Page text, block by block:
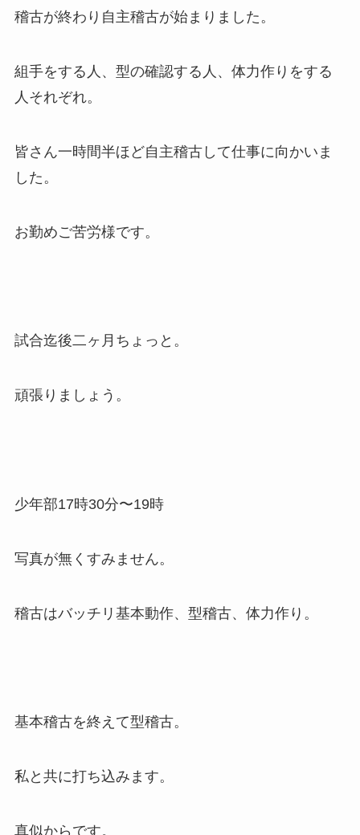
稽古が終わり自主稽古が始まりました。
組手をする人、型の確認する人、体力作りをする
人それぞれ。
皆さん一時間半ほど自主稽古して仕事に向かいま
した。
お勤めご苦労様です。
試合迄後二ヶ月ちょっと。
頑張りましょう。
少年部17時30分〜19時
写真が無くすみません。
稽古はバッチリ基本動作、型稽古、体力作り。
基本稽古を終えて型稽古。
私と共に打ち込みます。
真似からです。